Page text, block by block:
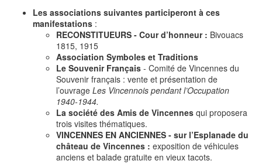
Les associations suivantes participeront à ces
manifestations :
RECONSTITUEURS - Cour d’honneur : Bivouacs
1815, 1915
Association Symboles et Traditions
Le Souvenir Français - Comité de Vincennes du
Souvenir français : vente et présentation de
l’ouvrage Les Vincennois pendant l’Occupation
1940-1944.
La société des Amis de Vincennes qui proposera
trois visites thématiques.
VINCENNES EN ANCIENNES - sur l’Esplanade du
château de Vincennes : exposition de véhicules
anciens et balade gratuite en vieux tacots.